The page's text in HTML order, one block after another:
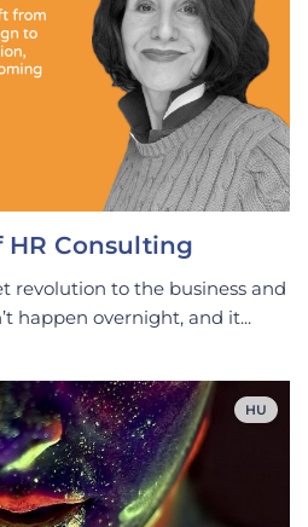
HR Consulting
revolution to the business and
happen overnight, and it...
HU